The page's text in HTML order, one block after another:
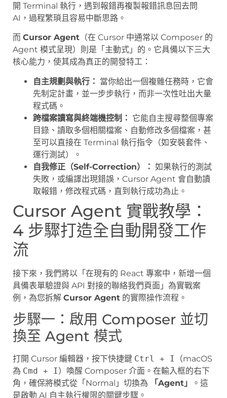
開 Terminal 執行，遇到報錯再複製報錯訊息回去問
AI，過程繁瑣且容易中斷思路。
而 Cursor Agent （在 Cursor 中通常以 Composer 的
Agent 模式呈現）則是「主動式」的。它具備以下三大
核心能力，使其成為真正的開發特工：
自主規劃與執行： 當你給出一個複雜任務時，它會
先制定計畫，並一步步執行，而非一次性吐出大量
程式碼。
跨檔案讀寫與終端機控制： 它能自主搜尋整個專案
目錄、讀取多個相關檔案、自動修改多個檔案，甚
至可以直接在 Terminal 執行指令（如安裝套件、
運行測試）。
自我修正（Self-Correction）： 如果執行的測試
失敗，或編譯出現錯誤，Cursor Agent 會自動讀
取報錯，修改程式碼，直到執行成功為止。
Cursor Agent 實戰教學：
4 步驟打造全自動開發工作
流
接下來，我們將以「在現有的 React 專案中，新增一個
具備表單驗證與 API 對接的聯絡我們頁面」為實戰案
例，為您拆解 Cursor Agent 的實際操作流程。
步驟一：啟用 Composer 並切
換至 Agent 模式
打開 Cursor 編輯器，按下快捷鍵 Ctrl + I
（macOS
為 Cmd + I）喚醒 Composer 介面。在輸入框的右下
角，確保將模式從「Normal」切換為
「Agent」
。這
是啟動 AI 自主執行權限的關鍵步驟。